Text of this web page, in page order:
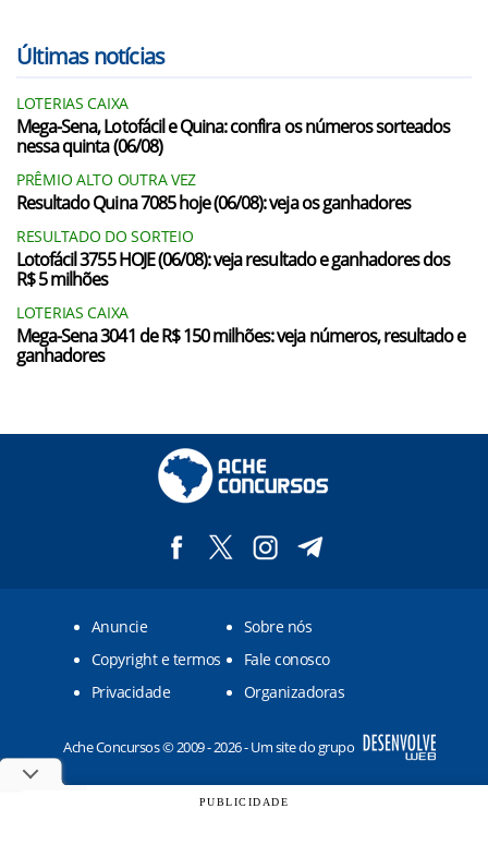
Últimas notícias
LOTERIAS CAIXA
Mega-Sena, Lotofácil e Quina: confira os números sorteados
nessa quinta (06/08)
PRÊMIO ALTO OUTRA VEZ
Resultado Quina 7085 hoje (06/08): veja os ganhadores
RESULTADO DO SORTEIO
Lotofácil 3755 HOJE (06/08): veja resultado e ganhadores dos
R$ 5 milhões
LOTERIAS CAIXA
Mega-Sena 3041 de R$ 150 milhões: veja números, resultado e
ganhadores
Anuncie
Sobre nós
Copyright e termos
Fale conosco
Privacidade
Organizadoras
Ache Concursos © 2009 - 2026 - Um site do grupo
PUBLICIDADE